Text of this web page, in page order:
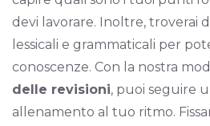
devi lavorare. Inoltre, troverai
lessicali e grammaticali per
conoscenze. Con la nostra
delle revisioni, puoi seguire
allenamento al tuo ritmo.